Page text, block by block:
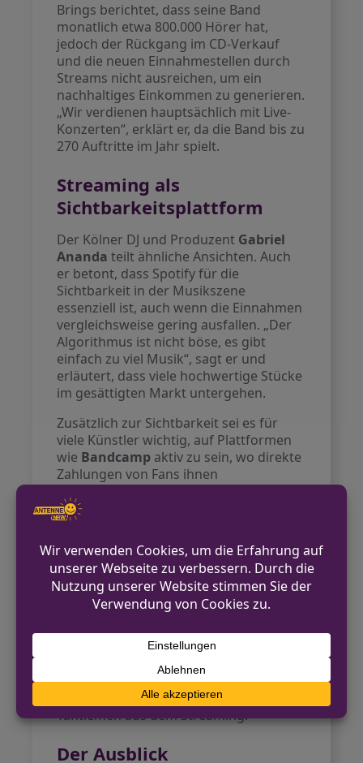
Brings berichtet, dass seine Band
monatlich etwa 800.000 Hörer hat,
jedoch der Rückgang im CD-Verkauf
und die neuen Einnahmestellen durch
Streams nicht ausreichen, um ein
nachhaltiges Einkommen zu generieren.
„Wir verdienen hauptsächlich mit Live-
Konzerten“, erklärt er, da die Band bis zu
270 Auftritte im Jahr spielt.
Streaming als
Sichtbarkeitsplattform
Der Kölner DJ und Produzent Gabriel
Ananda teilt ähnliche Ansichten. Auch
er betont, dass Spotify für die
Sichtbarkeit in der Musikszene
essenziell ist, auch wenn die Einnahmen
vergleichsweise gering ausfallen. „Der
Algorithmus ist nicht böse, es gibt
einfach zu viel Musik“, sagt er und
erläutert, dass viele hochwertige Stücke
im gesättigten Markt untergehen.
Zusätzlich zur Sichtbarkeit sei es für
viele Künstler wichtig, auf Plattformen
wie Bandcamp aktiv zu sein, wo direkte
Zahlungen von Fans ihnen
Der Punk-Blickwinkel
Das Rap-DuoLugatti & 9ine
veranschaulicht eine weitere
Perspektive. Sie sehen Spotify als
wichtige Einnahmequelle, jedoch nicht
als die Hauptquelle. „Jeder ist auf der
Plattform, aber das bedeutet nicht, dass
wir davon leben können“, erklärt einer
der beiden. Sie fordern eine gerechtere
Vergütung und bemängeln die wenigen
Tantiemen aus dem Streaming.
Der Ausblick